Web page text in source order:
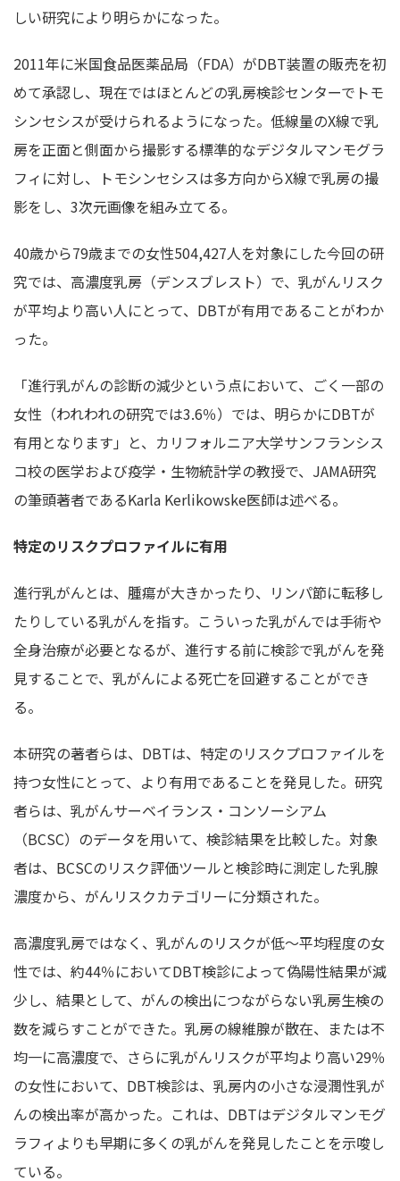
しい研究により明らかになった。
2011年に米国食品医薬品局（FDA）がDBT装置の販売を初
めて承認し、現在ではほとんどの乳房検診センターでトモ
シンセシスが受けられるようになった。低線量のX線で乳
房を正面と側面から撮影する標準的なデジタルマンモグラ
フィに対し、トモシンセシスは多方向からX線で乳房の撮
影をし、3次元画像を組み立てる。
40歳から79歳までの女性504,427人を対象にした今回の研
究では、高濃度乳房（デンスブレスト）で、乳がんリスク
が平均より高い人にとって、DBTが有用であることがわか
った。
「進行乳がんの診断の減少という点において、ごく一部の
女性（われわれの研究では3.6％）では、明らかにDBTが
有用となります」と、カリフォルニア大学サンフランシス
コ校の医学および疫学・生物統計学の教授で、JAMA研究
の筆頭著者であるKarla Kerlikowske医師は述べる。
特定のリスクプロファイルに有用
進行乳がんとは、腫瘍が大きかったり、リンパ節に転移し
たりしている乳がんを指す。こういった乳がんでは手術や
全身治療が必要となるが、進行する前に検診で乳がんを発
見することで、乳がんによる死亡を回避することができ
る。
本研究の著者らは、DBTは、特定のリスクプロファイルを
持つ女性にとって、より有用であることを発見した。研究
者らは、乳がんサーベイランス・コンソーシアム
（BCSC）のデータを用いて、検診結果を比較した。対象
者は、BCSCのリスク評価ツールと検診時に測定した乳腺
濃度から、がんリスクカテゴリーに分類された。
高濃度乳房ではなく、乳がんのリスクが低～平均程度の女
性では、約44％においてDBT検診によって偽陽性結果が減
少し、結果として、がんの検出につながらない乳房生検の
数を減らすことができた。乳房の線維腺が散在、または不
均一に高濃度で、さらに乳がんリスクが平均より高い29％
の女性において、DBT検診は、乳房内の小さな浸潤性乳が
んの検出率が高かった。これは、DBTはデジタルマンモグ
ラフィよりも早期に多くの乳がんを発見したことを示唆し
ている。